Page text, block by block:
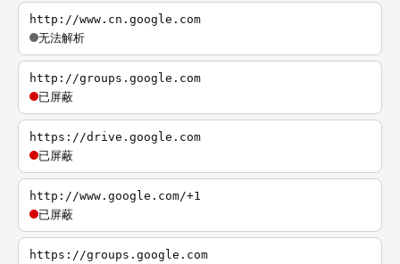
http://www.cn.google.com
无法解析
http://groups.google.com
已屏蔽
https://drive.google.com
已屏蔽
http://www.google.com/+1
已屏蔽
https://groups.google.com